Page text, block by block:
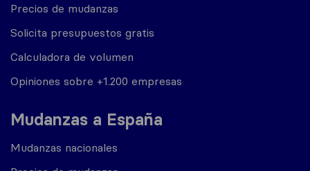
Precios de mudanzas
Solicita presupuestos gratis
Calculadora de volumen
Opiniones sobre +1.200 empresas
Mudanzas a España
Mudanzas nacionales